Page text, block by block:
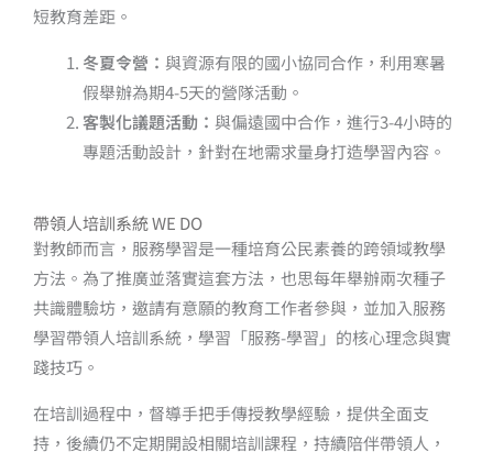
短教育差距。
冬夏令營： 與資源有限的國小協同合作，利用寒暑
假舉辦為期4-5天的營隊活動。
客製化議題活動： 與偏遠國中合作，進行3-4小時的
專題活動設計，針對在地需求量身打造學習內容。
帶領人培訓系統 WE DO
對教師而言，服務學習是一種培育公民素養的跨領域教學
方法。為了推廣並落實這套方法，也思每年舉辦兩次種子
共識體驗坊，邀請有意願的教育工作者參與，並加入服務
學習帶領人培訓系統，學習「服務-學習」的核心理念與實
踐技巧。
在培訓過程中，督導手把手傳授教學經驗，提供全面支
持，後續仍不定期開設相關培訓課程，持續陪伴帶領人，